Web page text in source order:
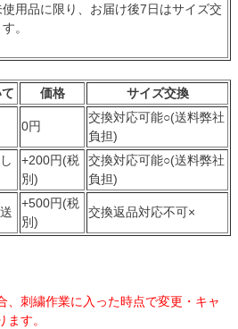
用品に限り、お届け後7日はサイズ交
。
価格 サイズ交換
0円
交換対応可能○(送料弊社
負担)
+200円(税
別)
交換対応可能○(送料弊社
負担)
+500円(税
別)
交換返品対応不可×
、刺繍作業に入った時点で変更・キャ
す。